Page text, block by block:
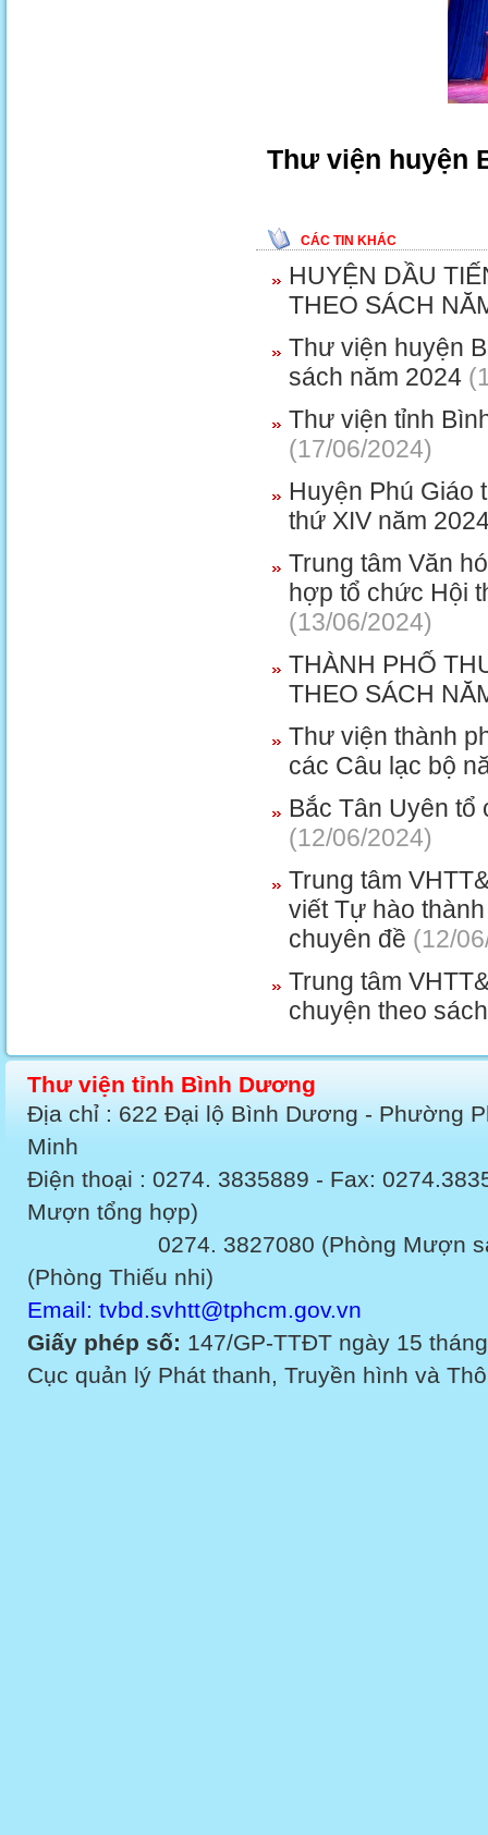
Thư viện huyện
CÁC TIN KHÁC
HUYỆN DẦU
THEO SÁCH
Thư viện huyện
sách năm 2024
Thư viện tỉnh
(17/06/2024)
Huyện Phú Giáo
thứ XIV năm
Trung tâm Văn
hợp tổ chức Hội
(13/06/2024)
THÀNH PHỐ
THEO SÁCH
Thư viện thành
các Câu lạc bộ
Bắc Tân Uyên tổ
(12/06/2024)
Trung tâm
viết Tự hào
chuyên đề (12/
Trung tâm
chuyện theo
Thư viện tỉnh Bình Dương
Địa chỉ : 622 Đại lộ Bình Dương - Phường
Minh
Điện thoại : 0274. 3835889 - Fax:
Mượn tổng hợp)
0274. 3827080 (Phòng Mượn sách
(Phòng Thiếu nhi)
Email: tvbd.svhtt@tphcm.gov.vn
Giấy phép số: 147/GP-TTĐT ngày 15
Cục quản lý Phát thanh, Truyền hình và